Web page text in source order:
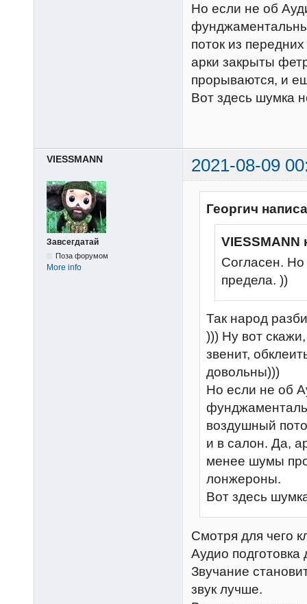
Но если не об
поток из
арки закрыты
прорываются, и
Вот здесь шумка
VIESSMANN 2021-08-09
Завсегдатай
Поза форумом
More info
Георгич
VIESSMANN
Согласен.
предела. ))
Так народ
))) Ну вот
звенит,
довольны)))
Но если не об
воздушный
и в салон. Да,
менее шумы
лонжероны.
Вот здесь
Смотря для чего
Аудио
Звучание
звук лучше.